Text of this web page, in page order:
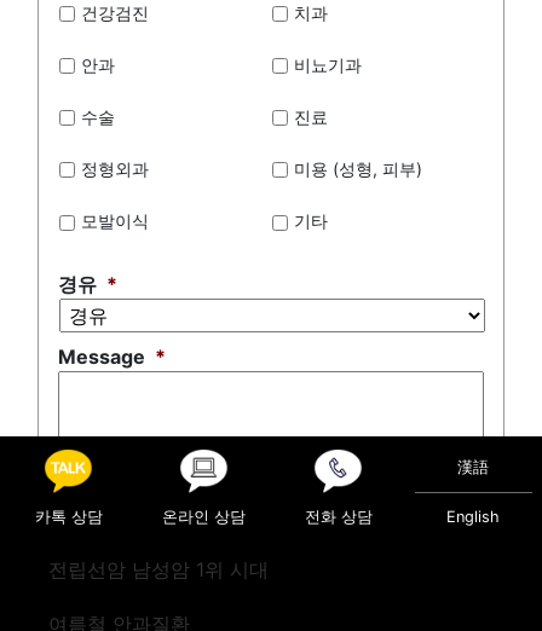
건강검진 치과
안과 비뇨기과
수술 진료
정형외과 미용 (성형, 피부)
모발이식 기타
경유 *
Message *
0 of 500 max characters
카톡 상담 온라인 상담 전화 상담
漢語
English
전립선암 남성암 1위 시대
여름철 안과질환